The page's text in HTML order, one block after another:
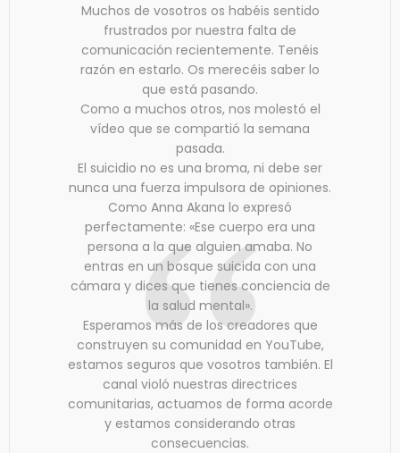
Muchos de vosotros os habéis sentido
frustrados por nuestra falta de
comunicación recientemente. Tenéis
razón en estarlo. Os merecéis saber lo
que está pasando.
Como a muchos otros, nos molestó el
vídeo que se compartió la semana
pasada.
El suicidio no es una broma, ni debe ser
nunca una fuerza impulsora de opiniones.
Como Anna Akana lo expresó
perfectamente: «Ese cuerpo era una
persona a la que alguien amaba. No
entras en un bosque suicida con una
cámara y dices que tienes conciencia de
la salud mental».
Esperamos más de los creadores que
construyen su comunidad en YouTube,
estamos seguros que vosotros también. El
canal violó nuestras directrices
comunitarias, actuamos de forma acorde
y estamos considerando otras
consecuencias.